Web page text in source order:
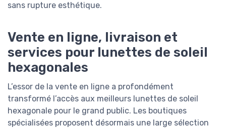
sans rupture esthétique.
Vente en ligne, livraison et
services pour lunettes de soleil
hexagonales
L’essor de la vente en ligne a profondément
transformé l’accès aux meilleurs lunettes de soleil
hexagonale pour le grand public. Les boutiques
spécialisées proposent désormais une large sélection